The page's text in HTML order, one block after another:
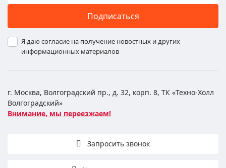
Подписаться
Я даю согласие на получение новостных и других
информационных материалов
г. Москва, Волгоградский пр., д. 32, корп. 8, ТК «Техно-Холл
Волгоградский»
Внимание, мы переезжаем!
Запросить звонок